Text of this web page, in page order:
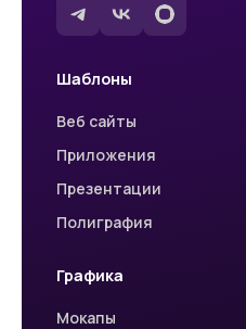
Шаблоны
Веб сайты
Приложения
Презентации
Полиграфия
Графика
Мокапы